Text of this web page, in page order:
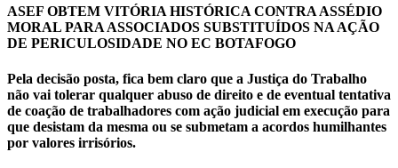
ASEF OBTEM VITÓRIA HISTÓRICA CONTRA ASSÉDIO
MORAL PARA ASSOCIADOS SUBSTITUÍDOS NA AÇÃO
DE PERICULOSIDADE NO EC BOTAFOGO
Pela decisão posta, fica bem claro que a Justiça do Trabalho
não vai tolerar qualquer abuso de direito e de eventual tentativa
de coação de trabalhadores com ação judicial em execução para
que desistam da mesma ou se submetam a acordos humilhantes
por valores irrisórios.